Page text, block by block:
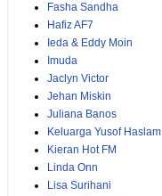
Fasha Sandha
Hafiz AF7
Ieda & Eddy Moin
Imuda
Jaclyn Victor
Jehan Miskin
Juliana Banos
Keluarga Yusof Haslam
Kieran Hot FM
Linda Onn
Lisa Surihani